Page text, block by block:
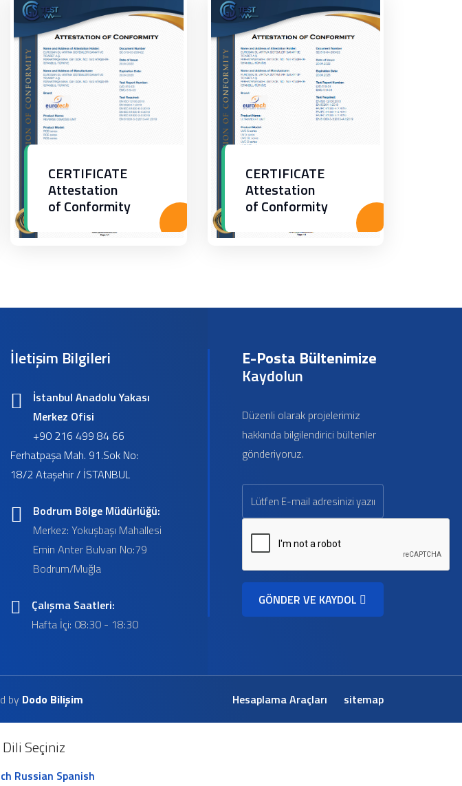
CERTIFICATE
Attestation
of Conformity
CERTIFICATE
Attestation
of Conformity
İletişim Bilgileri
İstanbul Anadolu Yakası
Merkez Ofisi
+90 216 499 84 66
Ferhatpaşa Mah. 91.Sok No:
18/2 Ataşehir / İSTANBUL
Bodrum Bölge Müdürlüğü:
Merkez: Yokuşbaşı Mahallesi
Emin Anter Bulvarı No:79
Bodrum/Muğla
Çalışma Saatleri:
Hafta İçi: 08:30 - 18:30
E-Posta Bültenimize
Kaydolun
Düzenli olarak projelerimiz
hakkında bilgilendirici bültenler
gönderiyoruz.
GÖNDER VE KAYDOL
by Dodo Bilişim Hesaplama Araçları sitemap
Seçiniz
Russian Spanish